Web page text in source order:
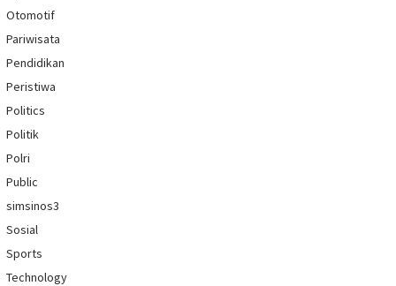
Otomotif
Pariwisata
Pendidikan
Peristiwa
Politics
Politik
Polri
Public
simsinos3
Sosial
Sports
Technology